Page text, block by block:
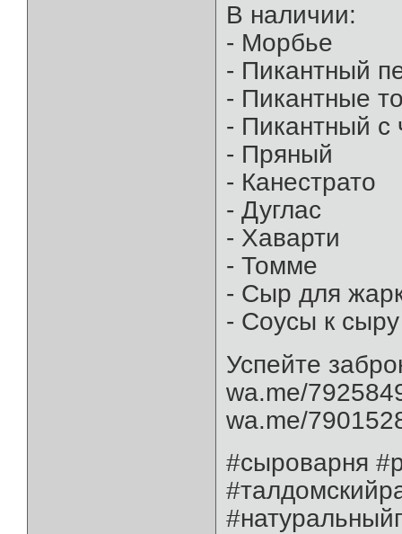
⁨В наличии:
- Морбье
- Пикантный
- Пикантные
- Пикантный
- Пряный
- Канестрато
- Дуглас
- Хаварти
- Томме
- Сыр для
- Соусы к сыру⁩
Успейте
wa.me/
wa.me/
#сыроварня